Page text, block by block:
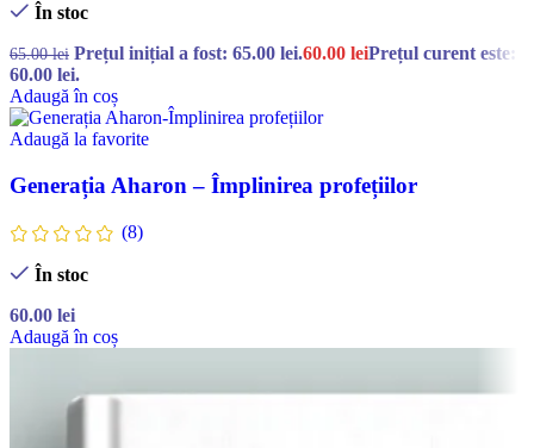
În stoc
65.00lei Prețul inițial a fost: 65.00 lei.60.00 leiPrețul curent este:
60.00 lei.
Adaugă în coș
Adaugă la favorite
Generația Aharon – Împlinirea profețiilor
(8)
În stoc
60.00 lei
Adaugă în coș